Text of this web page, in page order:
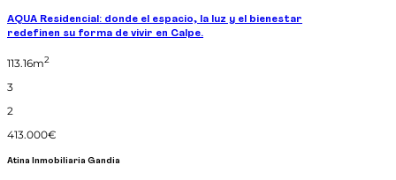
AQUA Residencial: donde el espacio, la luz y el bienestar
redefinen su forma de vivir en Calpe.
113.16m2
3
2
413.000€
Atina Inmobiliaria Gandia